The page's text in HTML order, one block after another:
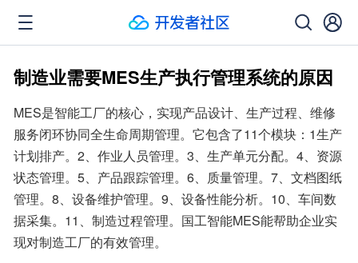
制造业需要MES生产执行管理系统的原因
MES是智能工厂的核心，实现产品设计、生产过程、维修
服务闭环协同全生命周期管理。它包含了11个模块：1生产
计划排产。2、作业人员管理。3、生产单元分配。4、资源
状态管理。5、产品跟踪管理。6、质量管理。7、文档图纸
管理。8、设备维护管理。9、设备性能分析。10、车间数
据采集。11、制造过程管理。国工智能MES能帮助企业实
现对制造工厂的有效管理。